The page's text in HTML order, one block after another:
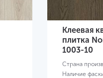
Клеевая
плитка
1003-10
Страна
Наличие